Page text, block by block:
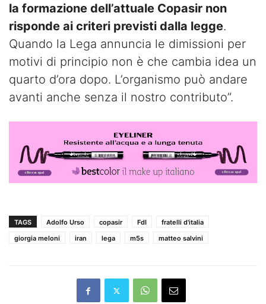
la formazione dell’attuale Copasir non
risponde ai criteri previsti dalla legge.
Quando la Lega annuncia le dimissioni per
motivi di principio non è che cambia idea un
quarto d’ora dopo. L’organismo può andare
avanti anche senza il nostro contributo”.
TAGS Adolfo Urso copasir FdI
fratelli d'italia
giorgia meloni
iran lega m5s matteo salvini